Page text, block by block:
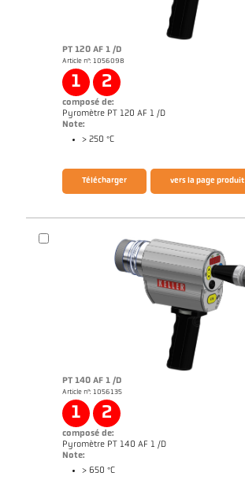
PT 120 AF 1 /D
Article n°: 1056098
1 2
composé de:
Pyromètre PT 120 AF 1 /D
Note:
> 250 °C
Télécharger vers la page produit
PT 140 AF 1 /D
Article n°: 1056135
1 2
composé de:
Pyromètre PT 140 AF 1 /D
Note:
> 650 °C